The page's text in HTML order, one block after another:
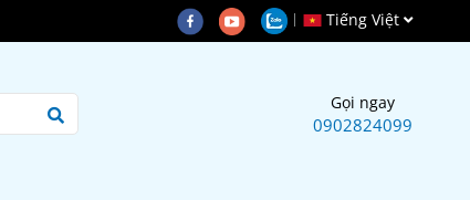
Tiếng Việt
Gọi ngay
0902824099